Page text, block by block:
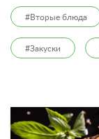
#Вторые блюда
#Закуски